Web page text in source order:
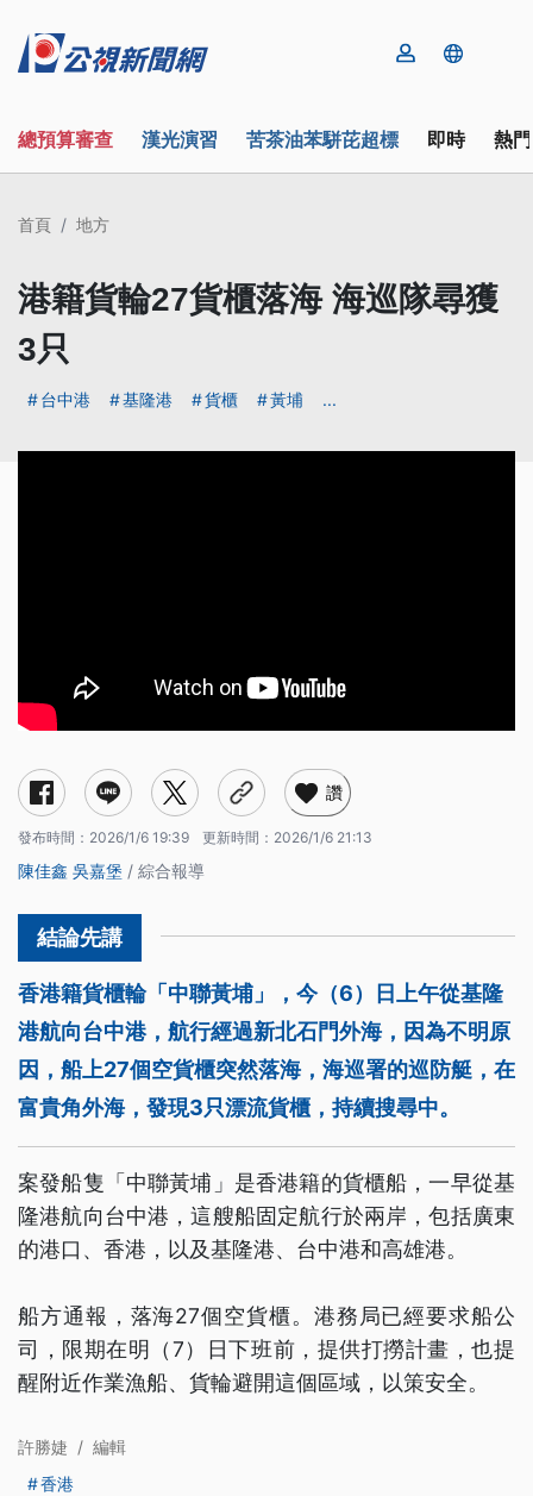
總預算審查 漢光演習 苦茶油苯駢芘超標 即時 熱
首頁 地方
港籍貨輪27貨櫃落海 海巡隊尋獲
3只
台中港 基隆港 貨櫃 黃埔 ...
讚
發布時間： 2026/1/6 19:39 更新時間： 2026/1/6 21:13
陳佳鑫 吳嘉堡 / 綜合報導
香港籍貨櫃輪「中聯黃埔」，今（6）日上午從基隆
港航向台中港，航行經過新北石門外海，因為不明原
因，船上27個空貨櫃突然落海，海巡署的巡防艇，在
富貴角外海，發現3只漂流貨櫃，持續搜尋中。
案發船隻「中聯黃埔」是香港籍的貨櫃船，一早從基
隆港航向台中港，這艘船固定航行於兩岸，包括廣東
的港口、香港，以及基隆港、台中港和高雄港。
船方通報，落海27個空貨櫃。港務局已經要求船公
司，限期在明（7）日下班前，提供打撈計畫，也提
醒附近作業漁船、貨輪避開這個區域，以策安全。
許勝婕 / 編輯
香港